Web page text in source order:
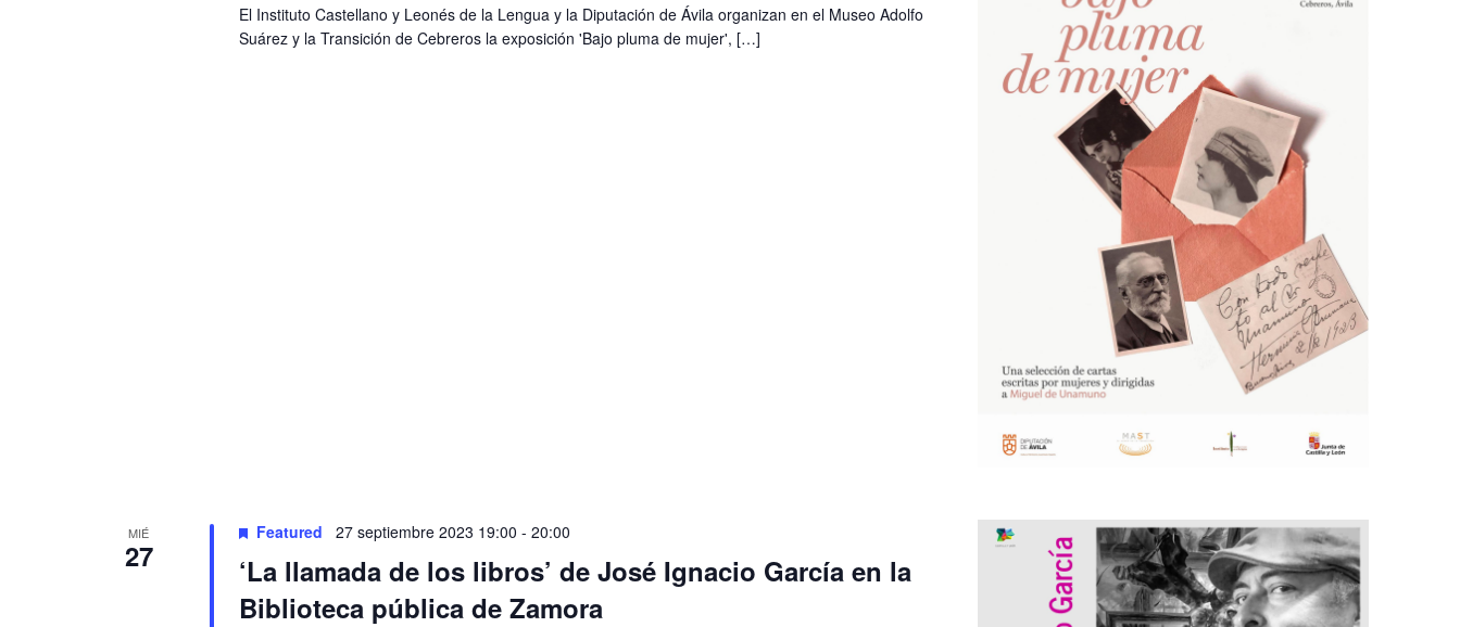
El Instituto Castellano y Leonés de la Lengua y la Diputación de Ávila organizan en el Museo Adolfo
Suárez y la Transición de Cebreros la exposición 'Bajo pluma de mujer', […]
MIÉ
27
Featured 27 septiembre 2023 19:00 - 20:00
‘La llamada de los libros’ de José Ignacio García en la
Biblioteca pública de Zamora